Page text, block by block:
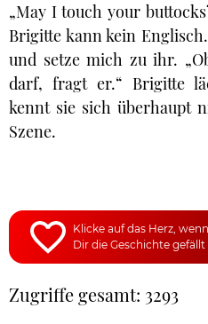
„May I touch your
Brigitte kann kein
und setze mich zu ihr.
darf, fragt er.“ Brigitte
kennt sie sich überhaupt
Szene.
Klicke auf das Herz, wenn
Dir die Geschichte gefällt
Zugriffe gesamt: 3293